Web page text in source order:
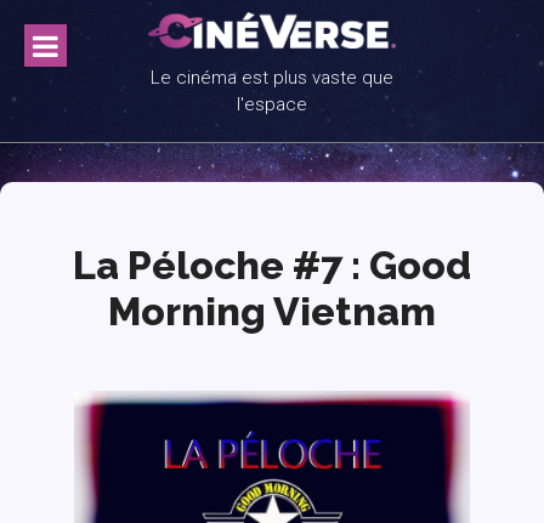
content
Le cinéma est plus vaste que
l'espace
La Péloche #7 : Good
Morning Vietnam